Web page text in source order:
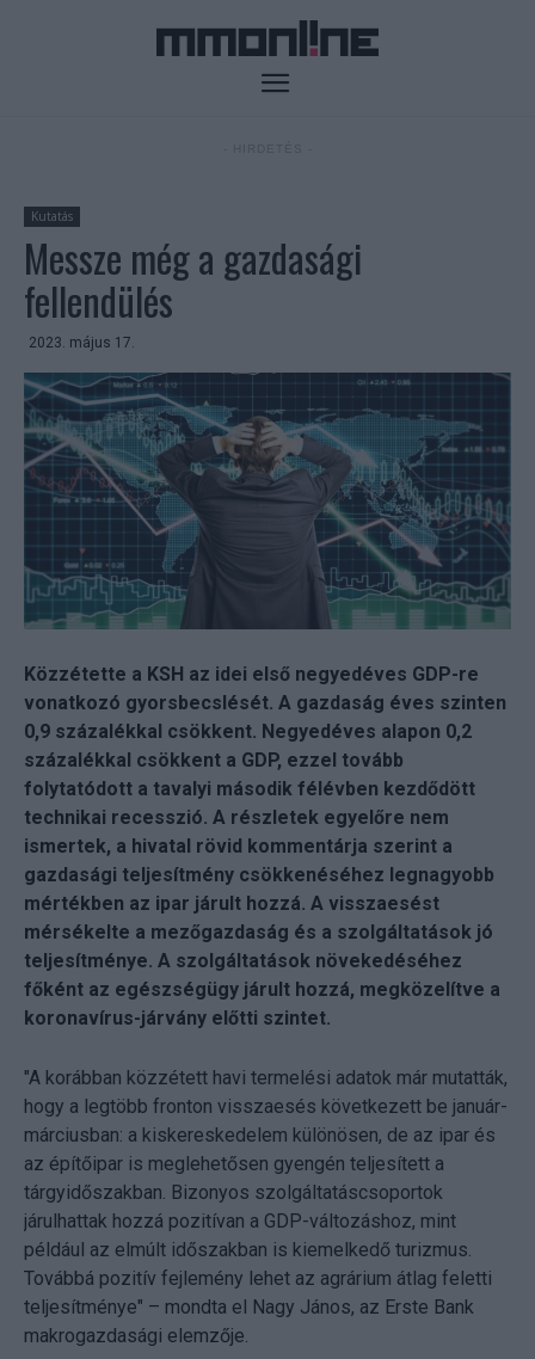
Kutatás
Messze még a gazdasági
fellendülés
2023. május 17.
Közzétette a KSH az idei első negyedéves GDP-re
vonatkozó gyorsbecslését. A gazdaság éves szinten
0,9 százalékkal csökkent. Negyedéves alapon 0,2
százalékkal csökkent a GDP, ezzel tovább
folytatódott a tavalyi második félévben kezdődött
technikai recesszió. A részletek egyelőre nem
ismertek, a hivatal rövid kommentárja szerint a
gazdasági teljesítmény csökkenéséhez legnagyobb
mértékben az ipar járult hozzá. A visszaesést
mérsékelte a mezőgazdaság és a szolgáltatások jó
teljesítménye. A szolgáltatások növekedéséhez
főként az egészségügy járult hozzá, megközelítve a
koronavírus-járvány előtti szintet.
"A korábban közzétett havi termelési adatok már mutatták,
hogy a legtöbb fronton visszaesés következett be január-
márciusban: a kiskereskedelem különösen, de az ipar és
az építőipar is meglehetősen gyengén teljesített a
tárgyidőszakban. Bizonyos szolgáltatáscsoportok
járulhattak hozzá pozitívan a GDP-változáshoz, mint
például az elmúlt időszakban is kiemelkedő turizmus.
Továbbá pozitív fejlemény lehet az agrárium átlag feletti
teljesítménye" – mondta el Nagy János, az Erste Bank
makrogazdasági elemzője.